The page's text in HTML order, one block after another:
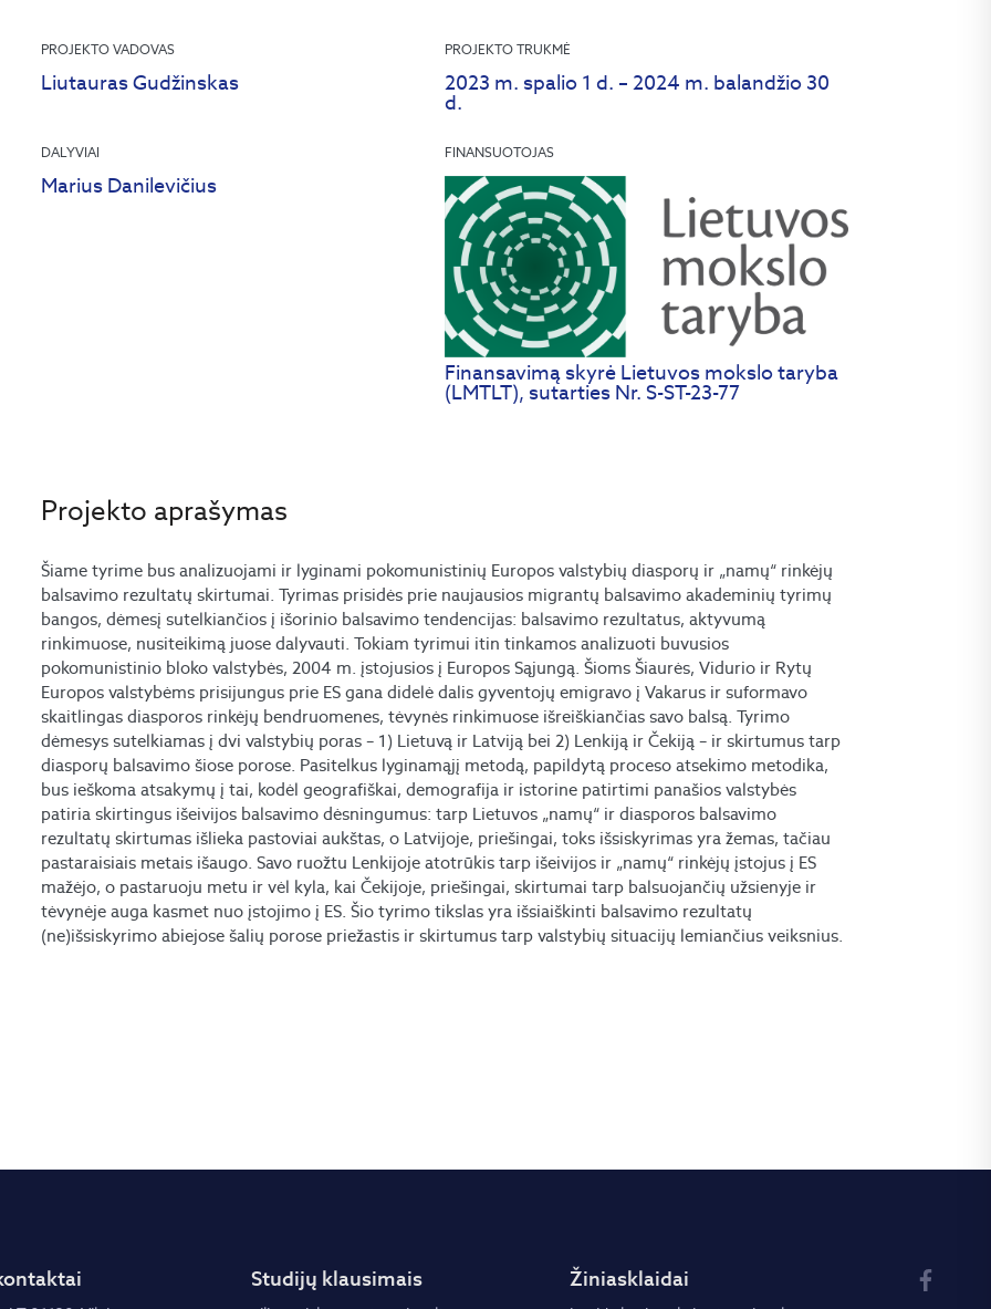
PROJEKTO VADOVAS
Liutauras Gudžinskas
PROJEKTO TRUKMĖ
2023 m. spalio 1 d. – 2024 m. balandžio 30
d.
DALYVIAI
Marius Danilevičius
FINANSUOTOJAS
Finansavimą skyrė Lietuvos mokslo taryba
(LMTLT), sutarties Nr. S-ST-23-77
Projekto aprašymas
Šiame tyrime bus analizuojami ir lyginami pokomunistinių Europos valstybių diasporų ir „namų“ rinkėjų
balsavimo rezultatų skirtumai. Tyrimas prisidės prie naujausios migrantų balsavimo akademinių tyrimų
bangos, dėmesį sutelkiančios į išorinio balsavimo tendencijas: balsavimo rezultatus, aktyvumą
rinkimuose, nusiteikimą juose dalyvauti. Tokiam tyrimui itin tinkamos analizuoti buvusios
pokomunistinio bloko valstybės, 2004 m. įstojusios į Europos Sąjungą. Šioms Šiaurės, Vidurio ir Rytų
Europos valstybėms prisijungus prie ES gana didelė dalis gyventojų emigravo į Vakarus ir suformavo
skaitlingas diasporos rinkėjų bendruomenes, tėvynės rinkimuose išreiškiančias savo balsą. Tyrimo
dėmesys sutelkiamas į dvi valstybių poras – 1) Lietuvą ir Latviją bei 2) Lenkiją ir Čekiją – ir skirtumus tarp
diasporų balsavimo šiose porose. Pasitelkus lyginamąjį metodą, papildytą proceso atsekimo metodika,
bus ieškoma atsakymų į tai, kodėl geografiškai, demografija ir istorine patirtimi panašios valstybės
patiria skirtingus išeivijos balsavimo dėsningumus: tarp Lietuvos „namų“ ir diasporos balsavimo
rezultatų skirtumas išlieka pastoviai aukštas, o Latvijoje, priešingai, toks išsiskyrimas yra žemas, tačiau
pastaraisiais metais išaugo. Savo ruožtu Lenkijoje atotrūkis tarp išeivijos ir „namų“ rinkėjų įstojus į ES
mažėjo, o pastaruoju metu ir vėl kyla, kai Čekijoje, priešingai, skirtumai tarp balsuojančių užsienyje ir
tėvynėje auga kasmet nuo įstojimo į ES. Šio tyrimo tikslas yra išsiaiškinti balsavimo rezultatų
(ne)išsiskyrimo abiejose šalių porose priežastis ir skirtumus tarp valstybių situacijų lemiančius veiksnius.
Studijų klausimais Žiniasklaidai